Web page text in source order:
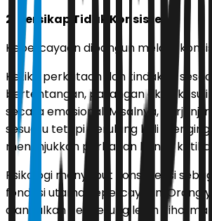
2. Bersikap Tidak Konsisten
Kepercayaan dibangun melalui
Ketika perkataan dan tindakan
bertentangan, pasangan akan
secara emosional. Misalnya, berjanji
sesuatu tetapi berulang kali
menunjukkan perhatian hanya ketika
Psikologi menyebut konsistensi
fondasi utama kepercayaan. Orang
diandalkan cenderung lebih dihormati